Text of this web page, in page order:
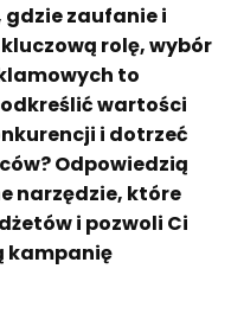
gdzie zaufanie i
rolę, wybór
to
wartości
i dotrzeć
Odpowiedzią
narzędzie, które
i pozwoli Ci
kampanię